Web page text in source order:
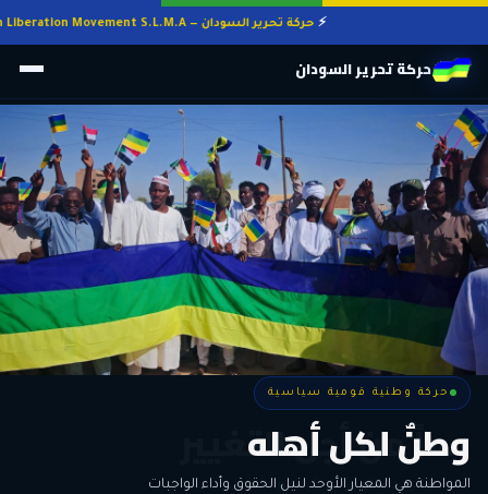
حركة تحرير السودان — Sudan Liberation Movement S.L.M.A
حركة تحرير السودان
حركة وطنية قومية سياسية
وطنٌ لكل أهله
المواطنة هي المعيار الأوحد لنيل الحقوق وأداء الواجبات
حركة وطنية قومية سياسية
معاً من أجل التغيير
الحرية • الوحدة • السلام • الديمقراطية